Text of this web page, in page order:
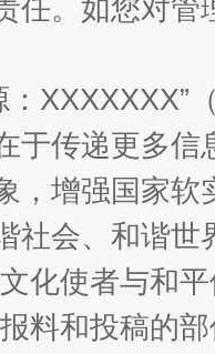
任。如您对
：
于传递更多
，增强国家
社会、和谐
化使者与和
料和投稿的